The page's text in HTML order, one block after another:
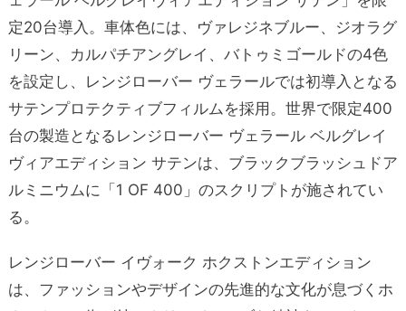
定20台導入。車体色には、ヴァレジネブルー、ジオラグ
リーン、カルパチアングレイ、バトゥミゴールドの4色
を設定し、レンジローバー ヴェラールでは初導入となる
サテンプロテクティブフィルムを採用。世界で限定400
台の製造となるレンジローバー ヴェラール ベルグレイ
ヴィアエディション サテンは、ブラックブラッシュドア
ルミニウムに「1 OF 400」のスクリプトが施されてい
る。
レンジローバー イヴォーク ホクストンエディション
は、ファッションやデザインの先進的な文化が息づくホ